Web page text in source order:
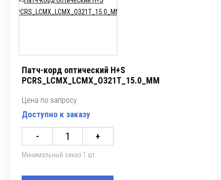
Патч-корд оптический H+S
PCRS_LCMX_LCMX_O321T_15.0_MM
Цена по запросу
Доступно к заказу
- +
Минимальный заказ 1 шт.